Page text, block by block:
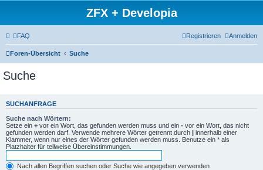
ZFX + Developia
FAQ Anmelden
Registrieren
Foren-Übersicht Suche
Suche
SUCHANFRAGE
Suche nach Wörtern:
Setze ein + vor ein Wort, das gefunden werden muss und ein - vor ein Wort, das nicht
gefunden werden darf. Verwende mehrere Wörter getrennt durch | innerhalb einer
Klammer, wenn nur eines der Wörter gefunden werden muss. Benutze ein * als
Platzhalter für teilweise Übereinstimmungen.
Nach allen Begriffen suchen oder Suche wie angegeben verwenden